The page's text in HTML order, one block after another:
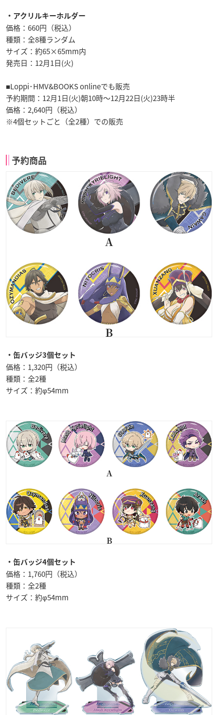
・アクリルキーホルダー
価格：660円（税込）
種類：全8種ランダム
サイズ：約65×65mm内
発売日：12月1日(火)
■Loppi･HMV&BOOKS onlineでも販売
予約期間：12月1日(火)朝10時〜12月22日(火)23時半
価格：2,640円（税込）
※4個セットごと（全2種）での販売
予約商品
・缶バッジ3個セット
価格：1,320円（税込）
種類：全2種
サイズ：約φ54mm
・缶バッジ4個セット
価格：1,760円（税込）
種類：全2種
サイズ：約φ54mm